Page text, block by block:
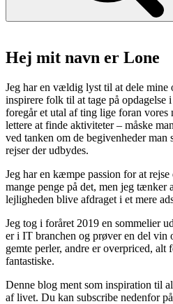
Hej mit navn er Lone
Jeg har en vældig lyst til at dele mine
inspirere folk til at tage på opdagelse
foregår et utal af ting lige foran
lettere at finde aktiviteter – måske
ved tanken om de begivenheder man
rejser der udbydes.
Jeg har en kæmpe passion for at
mange penge på det, men jeg tænker
lejligheden blive afdraget i et mere
Jeg tog i foråret 2019 en sommelier
er i IT branchen og prøver en del vin
gemte perler, andre er overpriced, alt
fantastiske.
Denne blog ment som inspiration til
af livet. Du kan subscribe nedenfor